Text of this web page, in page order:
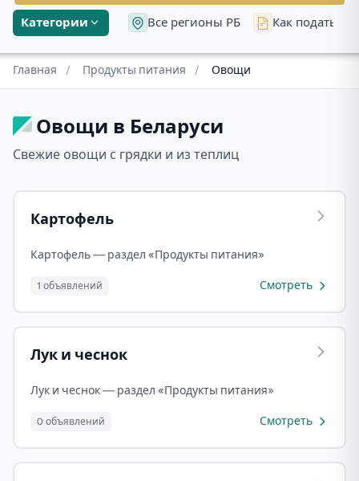
Категории Все регионы РБ Как подать
Главная / Продукты питания / Овощи
Овощи в Беларуси
Свежие овощи с грядки и из теплиц
Картофель
Картофель — раздел «Продукты питания»
1 объявлений Смотреть
Лук и чеснок
Лук и чеснок — раздел «Продукты питания»
0 объявлений Смотреть